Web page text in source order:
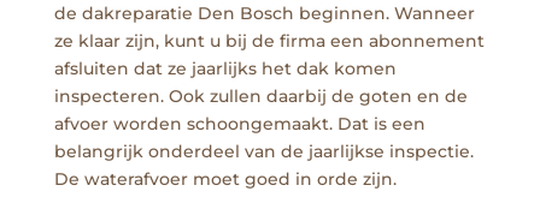
de dakreparatie Den Bosch beginnen. Wanneer
ze klaar zijn, kunt u bij de firma een abonnement
afsluiten dat ze jaarlijks het dak komen
inspecteren. Ook zullen daarbij de goten en de
afvoer worden schoongemaakt. Dat is een
belangrijk onderdeel van de jaarlijkse inspectie.
De waterafvoer moet goed in orde zijn.